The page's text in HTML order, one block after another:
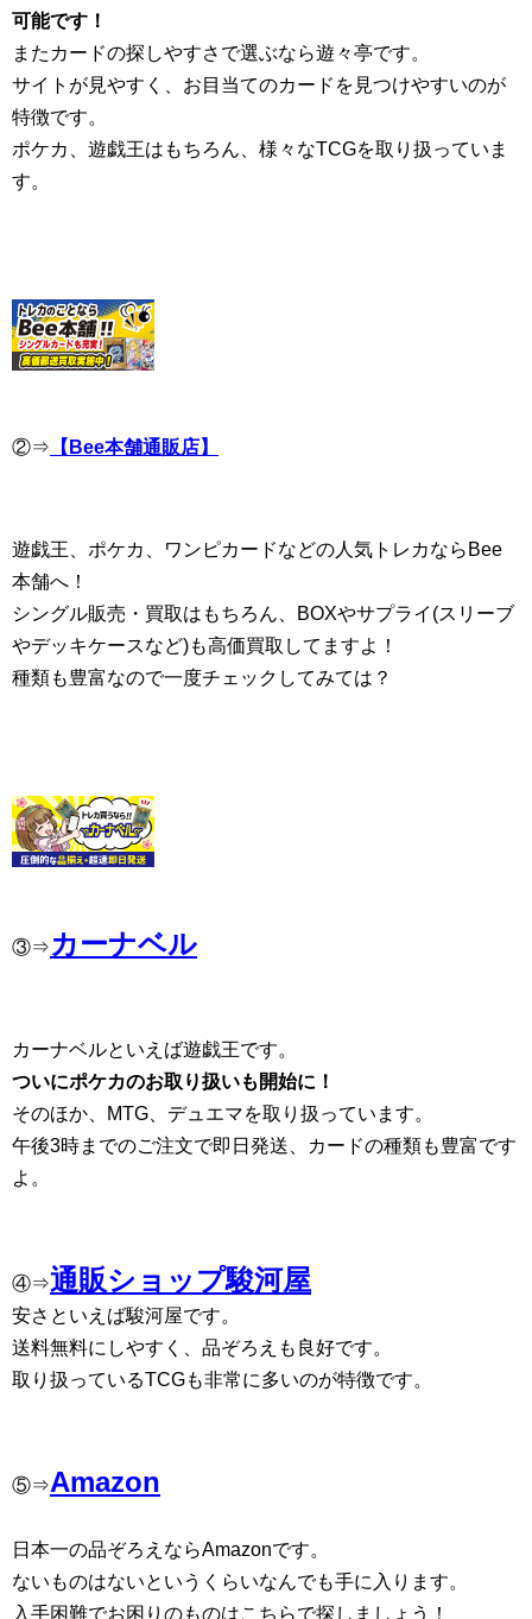
可能です！
またカードの探しやすさで選ぶなら遊々亭です。
サイトが見やすく、お目当てのカードを見つけやすいのが
特徴です。
ポケカ、遊戯王はもちろん、様々なTCGを取り扱っていま
す。
②⇒ 【Bee本舗通販店】
遊戯王、ポケカ、ワンピカードなどの人気トレカならBee
本舗へ！
シングル販売・買取はもちろん、BOXやサプライ(スリーブ
やデッキケースなど)も高価買取してますよ！
種類も豊富なので一度チェックしてみては？
③⇒ カーナベル
カーナベルといえば遊戯王です。
ついにポケカのお取り扱いも開始に！
そのほか、MTG、デュエマを取り扱っています。
午後3時までのご注文で即日発送、カードの種類も豊富です
よ。
④⇒通販ショップ駿河屋
安さといえば駿河屋です。
送料無料にしやすく、品ぞろえも良好です。
取り扱っているTCGも非常に多いのが特徴です。
⑤⇒Amazon
日本一の品ぞろえならAmazonです。
ないものはないというくらいなんでも手に入ります。
入手困難でお困りのものはこちらで探しましょう！